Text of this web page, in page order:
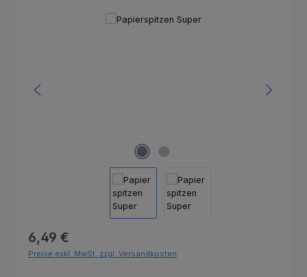
Bildergalerie überspringen
Regulärer Preis:
6,49 €
Preise exkl. MwSt. zzgl. Versandkosten